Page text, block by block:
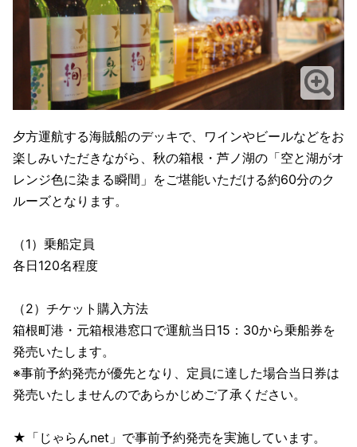
夕方運航する海賊船のデッキで、ワインやビールなどをお
楽しみいただきながら、秋の箱根・芦ノ湖の「空と湖がオ
レンジ色に染まる瞬間」をご堪能いただける約60分のク
ルーズとなります。
（1）乗船定員
各日120名程度
（2）チケット購入方法
箱根町港・元箱根港窓口で運航当日15：30から乗船券を
発売いたします。
※事前予約発売が優先となり、定員に達した場合当日券は
発売いたしませんのであらかじめご了承ください。
★「じゃらんnet」で事前予約発売を実施しています。